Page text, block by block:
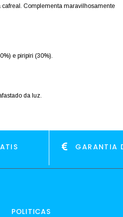
Complementa maravilhosamente
e piripíri (30%).
da luz.
GARANTIA
POLITICAS